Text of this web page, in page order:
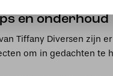
en onderhoud
Tiffany Diversen zijn
om in gedachten te